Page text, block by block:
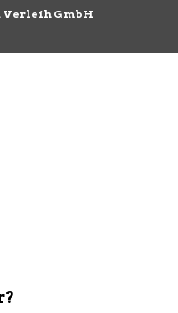
Verleih GmbH